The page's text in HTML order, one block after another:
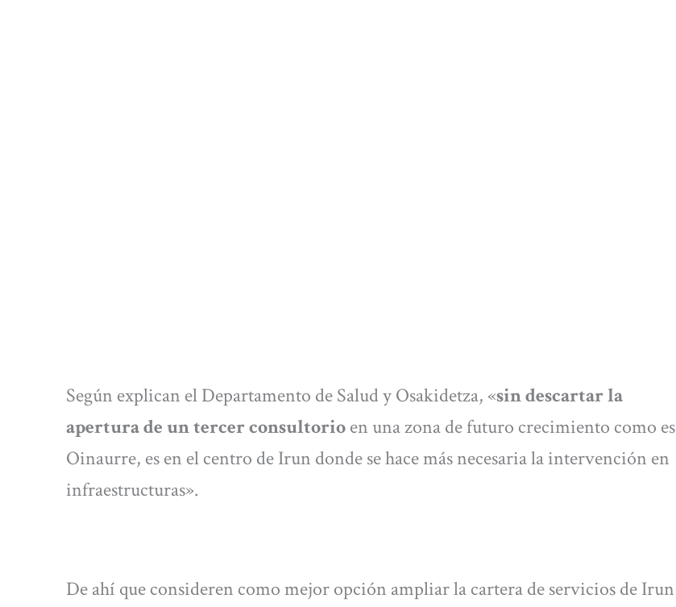
Según explican el Departamento de Salud y Osakidetza, «sin descartar la
apertura de un tercer consultorioen una zona de futuro crecimiento como es
Oinaurre, es en el centro de Irun donde se hace más necesaria la intervención en
infraestructuras».
De ahí que consideren como mejor opción ampliar la cartera de servicios de Irun